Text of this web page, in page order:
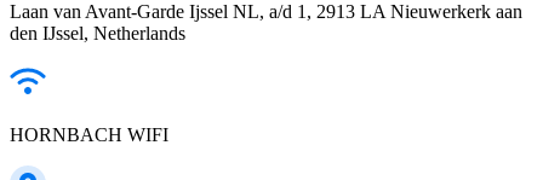
Laan van Avant-Garde Ijssel NL, a/d 1, 2913 LA Nieuwerkerk aan
den IJssel, Netherlands
HORNBACH WIFI